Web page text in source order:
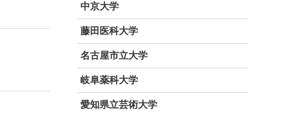
中京大学
藤田医科大学
名古屋市立大学
岐阜薬科大学
愛知県立芸術大学